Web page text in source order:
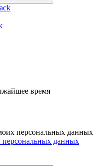
время
персональных данных
данных